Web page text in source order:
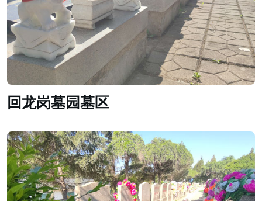
回龙岗墓园墓区